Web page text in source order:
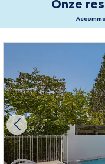
verblijf in ons vakantieverblijf.
Onze